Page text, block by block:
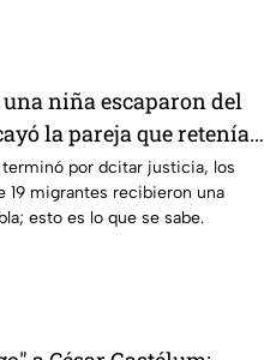
niña escaparon del
la pareja que retenía a
Pueblapor dcitar justicia, los
19 migrantes recibieron una
esto es lo que se sabe.